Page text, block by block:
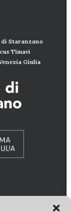
di Staranzano
Timavi
Giulia